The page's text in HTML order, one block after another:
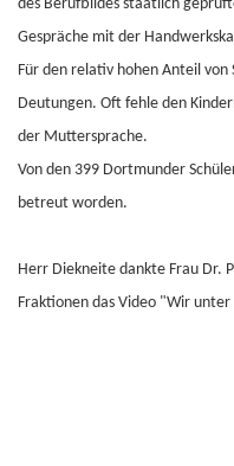
des Berufbildes staatlich
Gespräche mit der
Für den relativ hohen Anteil von
Deutungen. Oft fehle den
der Muttersprache.
Von den 399 Dortmunder
betreut worden.
Herr Diekneite dankte Frau Dr.
Fraktionen das Video "Wir